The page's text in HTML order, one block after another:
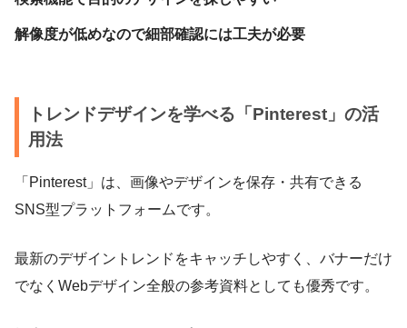
解像度が低めなので細部確認には工夫が必要
トレンドデザインを学べる「Pinterest」の活
用法
「Pinterest」は、画像やデザインを保存・共有できる
SNS型プラットフォームです。
最新のデザイントレンドをキャッチしやすく、バナーだけ
でなくWebデザイン全般の参考資料としても優秀です。